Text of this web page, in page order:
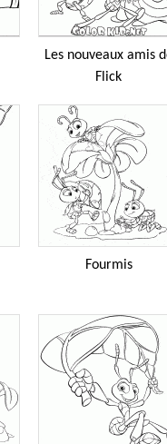
Les nouveaux amis
Flick
Fourmis